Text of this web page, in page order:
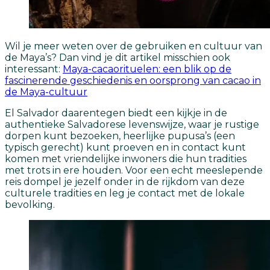
Wil je meer weten over de gebruiken en cultuur van
de Maya’s? Dan vind je dit artikel misschien ook
interessant: Maya-cacaorituelen: een blik op de
fascinerende geschiedenis en oorsprong van cacao in
de Maya-cultuur
El Salvador daarentegen biedt een kijkje in de
authentieke Salvadorese levenswijze, waar je rustige
dorpen kunt bezoeken, heerlijke pupusa’s (een
typisch gerecht) kunt proeven en in contact kunt
komen met vriendelijke inwoners die hun tradities
met trots in ere houden. Voor een echt meeslepende
reis dompel je jezelf onder in de rijkdom van deze
culturele tradities en leg je contact met de lokale
bevolking.